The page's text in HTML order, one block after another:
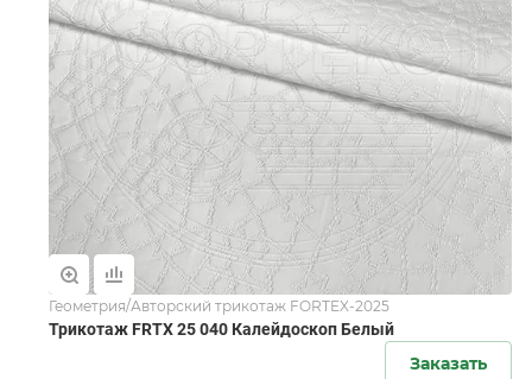
Геометрия/Авторский трикотаж FORTEX-2025
Трикотаж FRTX 25 040 Калейдоскоп Белый
Заказать